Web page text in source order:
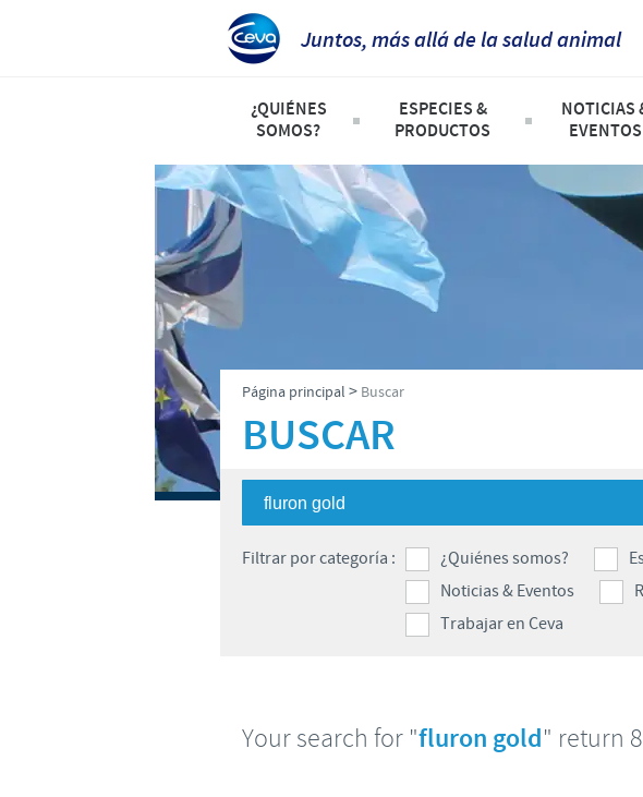
Juntos, más allá de la salud animal
Corporate
Africa
Argentina
Bulgaria
Canada (EN)
¿QUIÉNES
SOMOS?
Ceva en Argentina
Nuestro Propósito
Producción, Investigación & Desarrollo
ESPECIES &
PRODUCTOS
Listado de Productos
Aves
Rumiantes
Animales de Compañía
NOTICIAS
EVENTOS
Eventos
Mundo
Página principal > Buscar
BUSCAR
Filtrar por categoría : ¿Quiénes somos?
Noticias & Eventos
Trabajar en Ceva
Your search for "fluron gold" return